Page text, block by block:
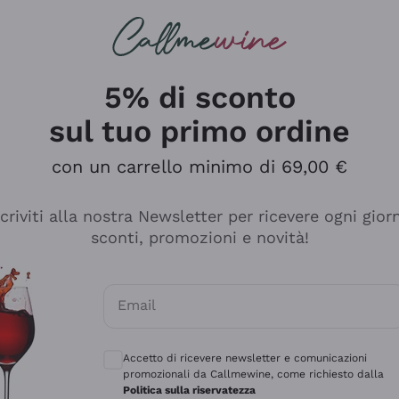
diversi e con un ampio range di prezzo. Le
5% di sconto
sul tuo primo ordine
con un carrello minimo di 69,00 €
alla nostra Newsletter per ricevere ogni
sconti, promozioni e novità!
Email
Accetto di ricevere newsletter e comunicazioni
promozionali da Callmewine, come richiesto dalla
Politica sulla riservatezza